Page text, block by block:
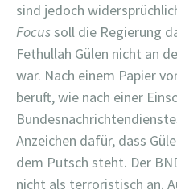
sind jedoch
Focussoll die Regierung
Fethullah Gülen nicht an
war. Nach einem Papier
beruft, wie nach einer
Anzeichen dafür, dass
dem Putsch steht. Der
nicht als terroristisch an.